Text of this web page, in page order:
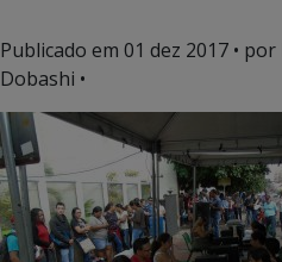
Publicado em 01 dez 2017 •
Dobashi •